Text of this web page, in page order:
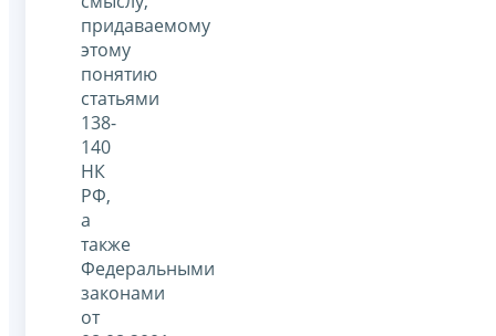
придаваемому
этому
понятию
статьями
138-
140
НК
РФ,
а
также
Федеральными
законами
от